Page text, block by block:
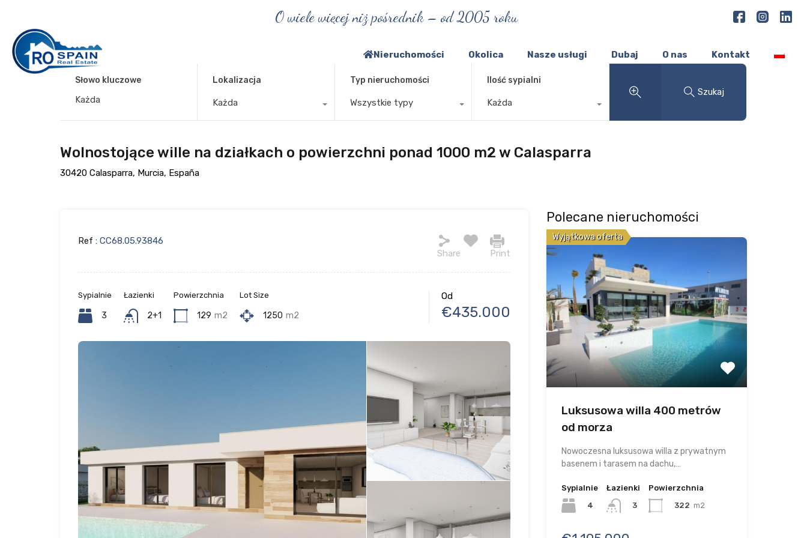
O wiele więcej niż pośrednik – od 2005 roku
Nieruchomości Okolica Nasze usługi Dubaj O nas Kontakt
Słowo kluczowe Lokalizacja
Każda
Typ nieruchomości
Wszystkie typy
Ilość sypialni
Każda
Szukaj
Wolnostojące wille na działkach o powierzchni ponad 1000 m2 w Calasparra
30420 Calasparra, Murcia, España
Ref : CC68.05.93846
Share
Print
Od
€435.000
Sypialnie
3
Łazienki
2+1
Powierzchnia
129 m2
Lot Size
1250 m2
Polecane nieruchomości
Wyjątkowa oferta
Luksusowa willa 400 metrów
od morza
Nowoczesna luksusowa willa z prywatnym
basenem i tarasem na dachu,…
Sypialnie
4
Łazienki
3
Powierzchnia
322 m2